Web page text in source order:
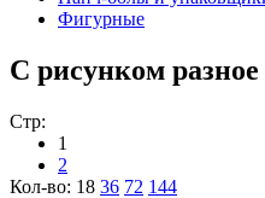
Фигурные
С рисунком разное
Стр:
1
2
Кол-во: 18 36 72 144